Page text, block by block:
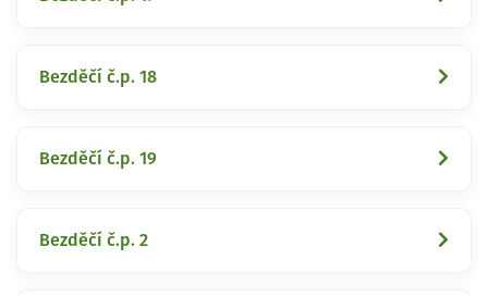
Bezděčí č.p. 18
Bezděčí č.p. 19
Bezděčí č.p. 2